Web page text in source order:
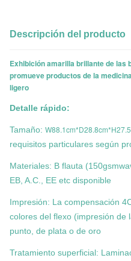
Descripción del producto
Exhibición amarilla brillante de las
promueve productos de la
ligero
Detalle rápido:
Tamaño:
requisitos particulares según
Materiales: B flauta
EB, A.C., EE etc disponible
Impresión: La compensación
colores del flexo (impresión de
punto, de plata o de oro
Tratamiento superficial: